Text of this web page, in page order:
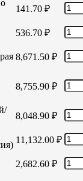
141.70 ₽
536.70 ₽
8,671.50 ₽
8,755.90 ₽
8,048.90 ₽
11,132.00 ₽
2,682.60 ₽